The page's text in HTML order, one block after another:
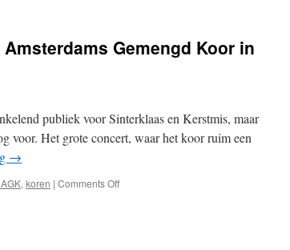
Gemengd Koor in
publiek voor Sinterklaas en Kerstmis, maar
voor. Het grote concert, waar het koor ruim een
→
, koren | Comments Offon